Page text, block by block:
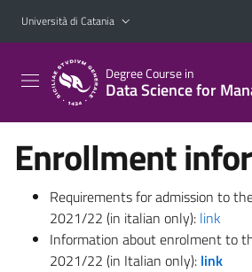
Vai al contenuto principale
Vai al menu di navigazione
Università di Catania
Degree Course in
Data Science for
Enrollment
Requirements for admission to
2021/22 (in italian only): link
Information about enrolment to
2021/22 (in Italian only): link